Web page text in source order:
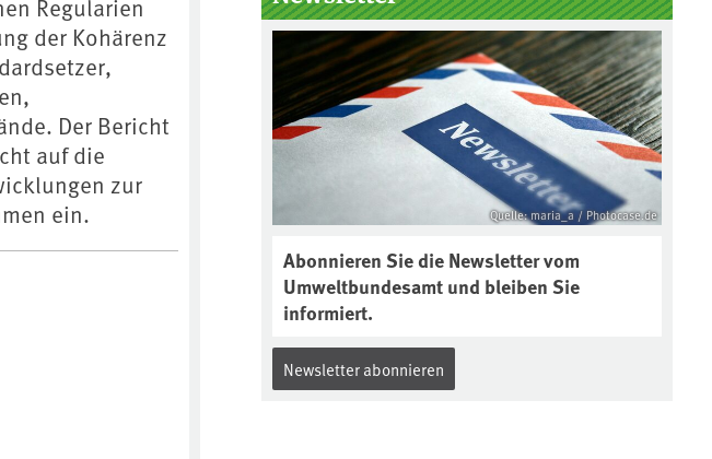
Regularien
der Kohärenz
Der Bericht
auf die
zur
ein.
Boden des Jahres ausgewählt und
was passiert eigentlich während
eines solchen Bodenjahres? Infos
dazu gibt es im aktuellen Podcast
„Soilcast“. Jetzt reinhören:
https://soilcast.de/interview/sc20
2-interview-die-kuer-der-krume/
Quelle: maria_a / Photocase.de
Abonnieren Sie die Newsletter vom
Umweltbundesamt und bleiben Sie
informiert.
Newsletter abonnieren